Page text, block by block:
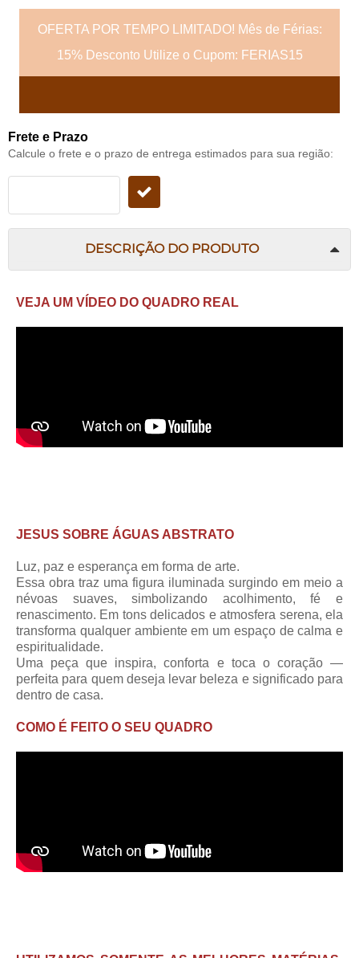
OFERTA POR TEMPO LIMITADO! Mês de Férias:
15% Desconto Utilize o Cupom: FERIAS15
Frete e Prazo
Calcule o frete e o prazo de entrega estimados para sua região:
DESCRIÇÃO DO PRODUTO
VEJA UM VÍDEO DO QUADRO REAL
JESUS SOBRE ÁGUAS ABSTRATO
Luz, paz e esperança em forma de arte.
Essa obra traz uma figura iluminada surgindo em meio a
névoas suaves, simbolizando acolhimento, fé e
renascimento. Em tons delicados e atmosfera serena, ela
transforma qualquer ambiente em um espaço de calma e
espiritualidade.
Uma peça que inspira, conforta e toca o coração —
perfeita para quem deseja levar beleza e significado para
dentro de casa.
COMO É FEITO O SEU QUADRO